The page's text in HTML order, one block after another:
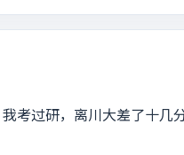
我考过研，离川大差了十几